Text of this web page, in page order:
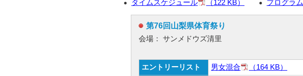
タイムスケジュール （122 KB） プログラム
第76回山梨県体育祭り
会場： サンメドウズ清里
エントリーリスト 男女混合
（164 KB）